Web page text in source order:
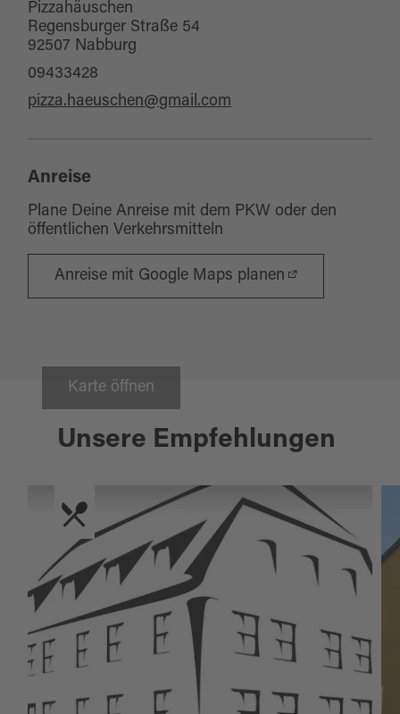
Karte öffnen
Pizzahäuschen
Regensburger Straße 54
92507 Nabburg
09433428
pizza.haeuschen@gmail.com
Anreise
Plane Deine Anreise mit dem PKW oder den
öffentlichen Verkehrsmitteln
Anreise mit Google Maps planen
Unsere Empfehlungen